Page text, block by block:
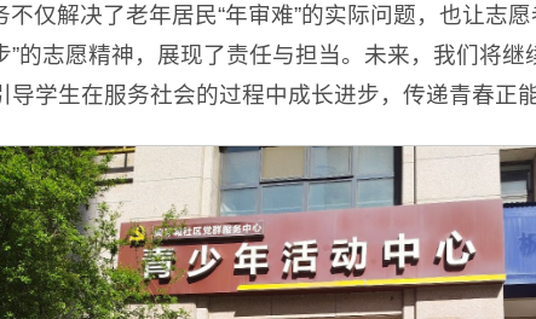
不仅解决了老年居民“年审难”的实际问题，也让志愿
”的志愿精神，展现了责任与担当。未来，我们将
导学生在服务社会的过程中成长进步，传递青春正能